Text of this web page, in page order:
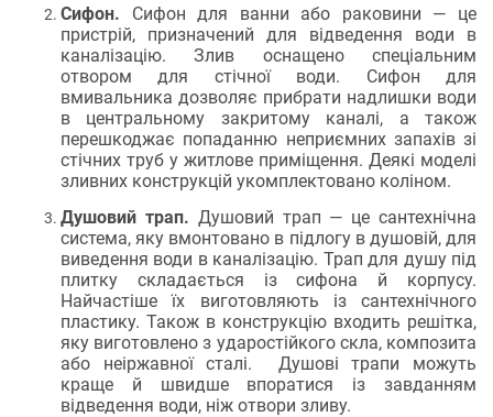
Сифон. Сифон для ванни або раковини — це
пристрій, призначений для відведення води в
каналізацію. Злив оснащено спеціальним
отвором для стічної води. Сифон для
вмивальника дозволяє прибрати надлишки води
в центральному закритому каналі, а також
перешкоджає попаданню неприємних запахів зі
стічних труб у житлове приміщення. Деякі моделі
зливних конструкцій укомплектовано коліном.
Душовий трап. Душовий трап — це сантехнічна
система, яку вмонтовано в підлогу в душовій, для
виведення води в каналізацію. Трап для душу під
плитку складається із сифона й корпусу.
Найчастіше їх виготовляють із сантехнічного
пластику. Також в конструкцію входить решітка,
яку виготовлено з ударостійкого скла, композита
або неіржавної сталі. Душові трапи можуть
краще й швидше впоратися із завданням
відведення води, ніж отвори зливу.